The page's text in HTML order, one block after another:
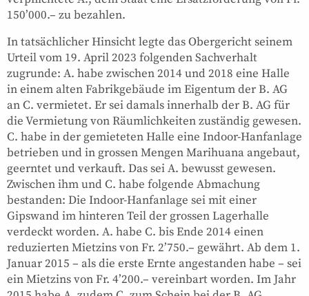
150’000.– zu bezahlen.
In tatsächlicher Hinsicht legte das Obergericht seinem
Urteil vom 19. April 2023 folgenden Sachverhalt
zugrunde: A. habe zwischen 2014 und 2018 eine Halle
in einem alten Fabrikgebäude im Eigentum der B. AG
an C. vermietet. Er sei damals innerhalb der B. AG für
die Vermietung von Räumlichkeiten zuständig gewesen.
C. habe in der gemieteten Halle eine Indoor-Hanfanlage
betrieben und in grossen Mengen Marihuana angebaut,
geerntet und verkauft. Das sei A. bewusst gewesen.
Zwischen ihm und C. habe folgende Abmachung
bestanden: Die Indoor-Hanfanlage sei mit einer
Gipswand im hinteren Teil der grossen Lagerhalle
verdeckt worden. A. habe C. bis Ende 2014 einen
reduzierten Mietzins von Fr. 2’750.– gewährt. Ab dem 1.
Januar 2015 – als die erste Ernte angestanden habe – sei
ein Mietzins von Fr. 4’200.– vereinbart worden. Im Jahr